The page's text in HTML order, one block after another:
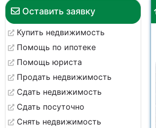
Оставить заявку
Купить недвижимость
Помощь по ипотеке
Помощь юриста
Продать недвижимость
Сдать недвижимость
Сдать посуточно
Снять недвижимость